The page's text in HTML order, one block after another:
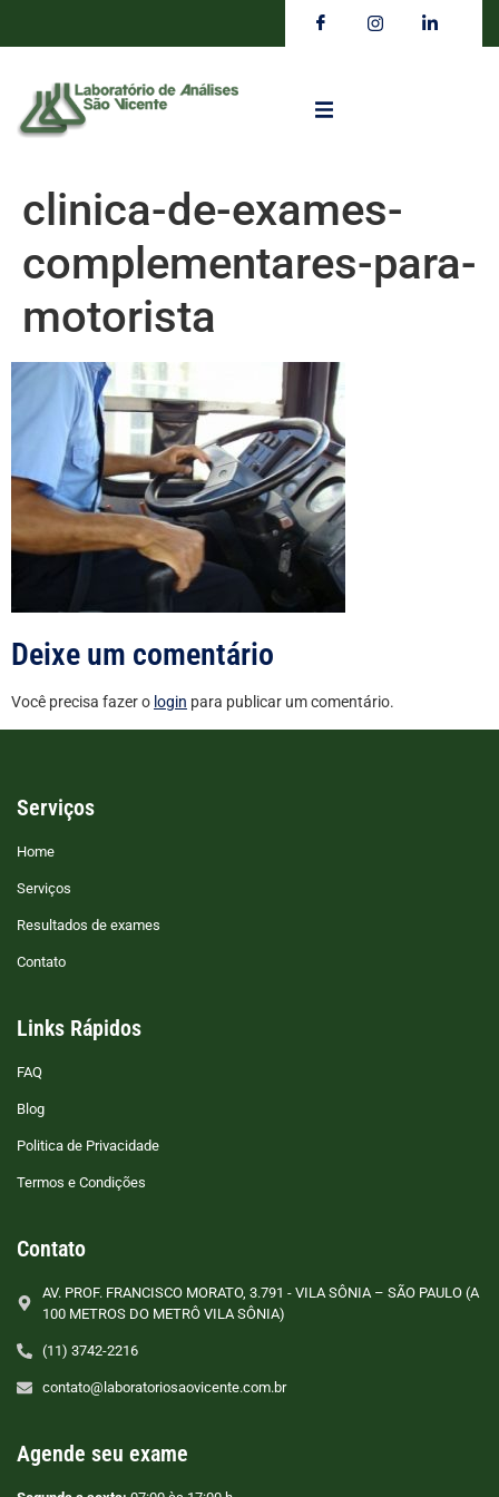
clinica-de-exames-
complementares-para-
motorista
Deixe um comentário
Você precisa fazer o login para publicar um comentário.
Serviços
Home
Serviços
Resultados de exames
Contato
Links Rápidos
FAQ
Blog
Politica de Privacidade
Termos e Condições
Contato
AV. PROF. FRANCISCO MORATO, 3.791 - VILA SÔNIA – SÃO PAULO (A
100 METROS DO METRÔ VILA SÔNIA)
(11) 3742-2216
contato@laboratoriosaovicente.com.br
Agende seu exame